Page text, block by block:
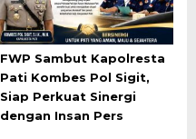
FWP Sambut Kapolresta
Pati Kombes Pol Sigit,
Siap Perkuat Sinergi
dengan Insan Pers